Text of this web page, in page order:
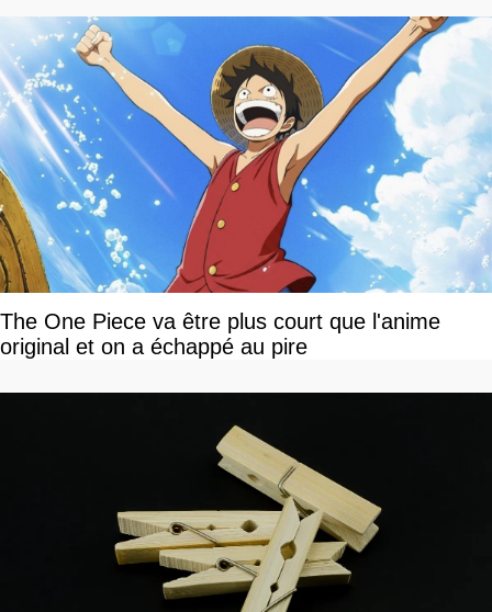
The One Piece va être plus court que l'anime
original et on a échappé au pire